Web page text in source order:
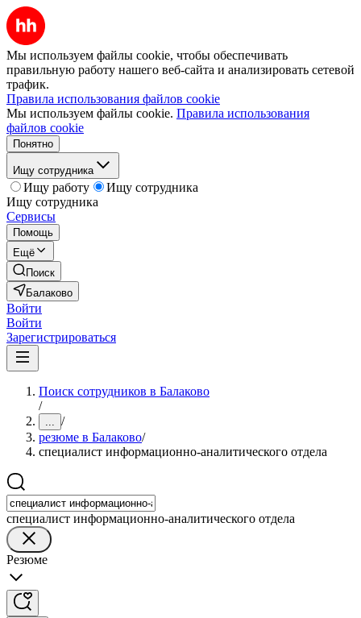
Мы используем файлы cookie, чтобы обеспечивать
правильную работу нашего веб-сайта и анализировать сетевой
трафик.
Правила использования файлов cookie
Мы используем файлы cookie. Правила использования
файлов cookie
Понятно
Ищу сотрудника
Ищу работу
Ищу сотрудника
Ищу сотрудника
Сервисы
Помощь
Ещё
Поиск
Балаково
Войти
Войти
Зарегистрироваться
Поиск сотрудников в Балаково
/
... /
резюме в Балаково/
специалист информационно-аналитического отдела
специалист информационно-аналитического отдела
Резюме